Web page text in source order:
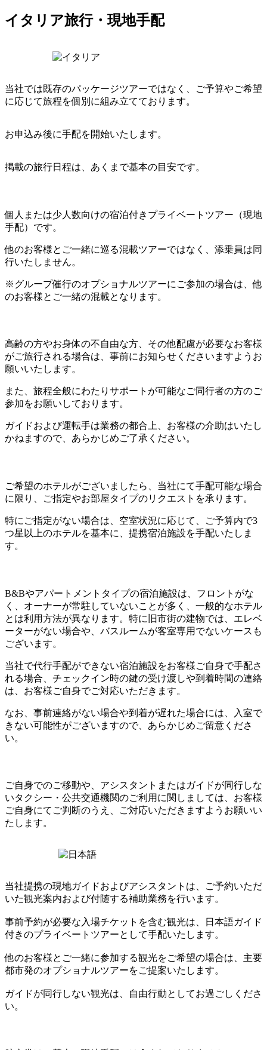
イタリア旅行・現地手配
当社では既存のパッケージツアーではなく、ご予算やご希望
に応じて旅程を個別に組み立てております。
お申込み後に手配を開始いたします。
掲載の旅行日程は、あくまで基本の目安です。
個人または少人数向けの宿泊付きプライベートツアー（現地
手配）です。
他のお客様とご一緒に巡る混載ツアーではなく、添乗員は同
行いたしません。
※グループ催行のオプショナルツアーにご参加の場合は、他
のお客様とご一緒の混載となります。
高齢の方やお身体の不自由な方、その他配慮が必要なお客様
がご旅行される場合は、事前にお知らせくださいますようお
願いいたします。
また、旅程全般にわたりサポートが可能なご同行者の方のご
参加をお願いしております。
ガイドおよび運転手は業務の都合上、お客様の介助はいたし
かねますので、あらかじめご了承ください。
ご希望のホテルがございましたら、当社にて手配可能な場合
に限り、ご指定やお部屋タイプのリクエストを承ります。
特にご指定がない場合は、空室状況に応じて、ご予算内で3
つ星以上のホテルを基本に、提携宿泊施設を手配いたしま
す。
B&Bやアパートメントタイプの宿泊施設は、フロントがな
く、オーナーが常駐していないことが多く、一般的なホテル
とは利用方法が異なります。特に旧市街の建物では、エレベ
ーターがない場合や、バスルームが客室専用でないケースも
ございます。
当社で代行手配ができない宿泊施設をお客様ご自身で手配さ
れる場合、チェックイン時の鍵の受け渡しや到着時間の連絡
は、お客様ご自身でご対応いただきます。
なお、事前連絡がない場合や到着が遅れた場合には、入室で
きない可能性がございますので、あらかじめご留意くださ
い。
ご自身でのご移動や、アシスタントまたはガイドが同行しな
いタクシー・公共交通機関のご利用に関しましては、お客様
ご自身にてご判断のうえ、ご対応いただきますようお願いい
たします。
当社提携の現地ガイドおよびアシスタントは、ご予約いただ
いた観光案内および付随する補助業務を行います。
事前予約が必要な入場チケットを含む観光は、日本語ガイド
付きのプライベートツアーとして手配いたします。
他のお客様とご一緒に参加する観光をご希望の場合は、主要
都市発のオプショナルツアーをご提案いたします。
ガイドが同行しない観光は、自由行動としてお過ごしくださ
い。